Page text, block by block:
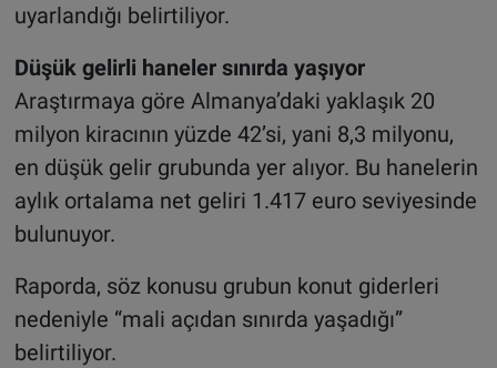
uyarlandığı belirtiliyor.
Düşük gelirli haneler sınırda yaşıyor
Araştırmaya göre Almanya’daki yaklaşık 20
milyon kiracının yüzde 42’si, yani 8,3 milyonu,
en düşük gelir grubunda yer alıyor. Bu hanelerin
aylık ortalama net geliri 1.417 euro seviyesinde
bulunuyor.
Raporda, söz konusu grubun konut giderleri
nedeniyle “mali açıdan sınırda yaşadığı”
belirtiliyor.